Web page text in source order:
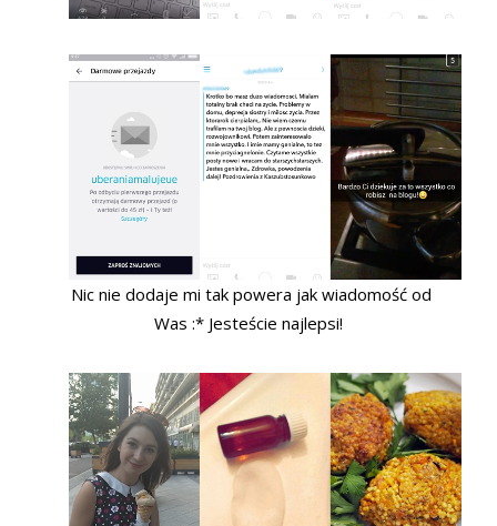
Nic nie dodaje mi tak powera jak wiadomość od
Was :* Jesteście najlepsi!